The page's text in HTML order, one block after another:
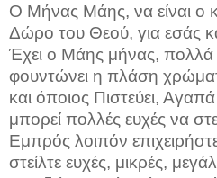
Ο Μήνας Μάης, να είναι ο
Δώρο του Θεού, για εσάς
Έχει ο Μάης μήνας, πολλά
φουντώνει η πλάση
και όποιος Πιστεύει, Αγαπά
μπορεί πολλές ευχές να
Εμπρός λοιπόν
στείλτε ευχές, μικρές,